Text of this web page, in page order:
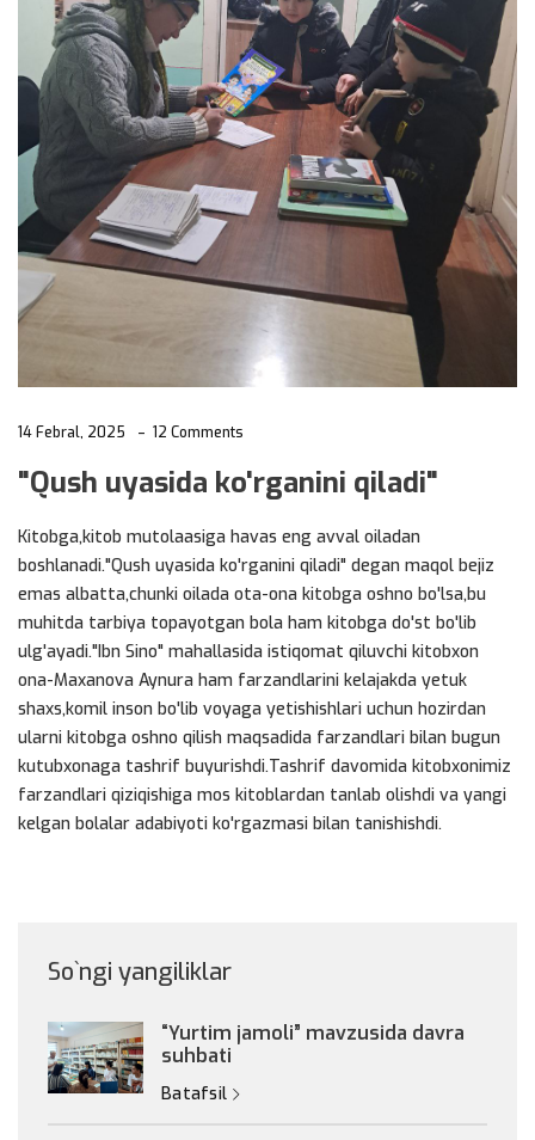
14 Febral, 2025 12 Comments
"Qush uyasida ko'rganini qiladi"
Kitobga,kitob mutolaasiga havas eng avval oiladan
boshlanadi."Qush uyasida ko'rganini qiladi" degan maqol bejiz
emas albatta,chunki oilada ota-ona kitobga oshno bo'lsa,bu
muhitda tarbiya topayotgan bola ham kitobga do'st bo'lib
ulg'ayadi."Ibn Sino" mahallasida istiqomat qiluvchi kitobxon
ona-Maxanova Aynura ham farzandlarini kelajakda yetuk
shaxs,komil inson bo'lib voyaga yetishishlari uchun hozirdan
ularni kitobga oshno qilish maqsadida farzandlari bilan bugun
kutubxonaga tashrif buyurishdi.Tashrif davomida kitobxonimiz
farzandlari qiziqishiga mos kitoblardan tanlab olishdi va yangi
kelgan bolalar adabiyoti ko'rgazmasi bilan tanishishdi.
So`ngi yangiliklar
“Yurtim jamoli” mavzusida davra
suhbati
Batafsil